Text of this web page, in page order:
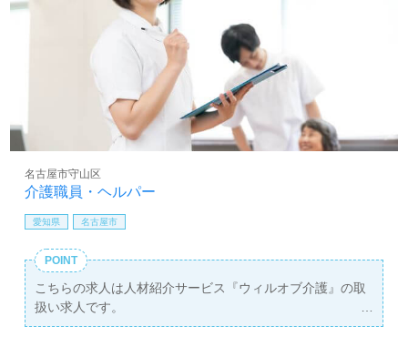
介護職員・ヘルパー
名古屋市守山区
愛知県 名古屋市
POINT
こちらの求人は人材紹介サービス『ウィルオブ介護』の取
扱い求人です。
詳細に関してお気軽にご相談ください♪